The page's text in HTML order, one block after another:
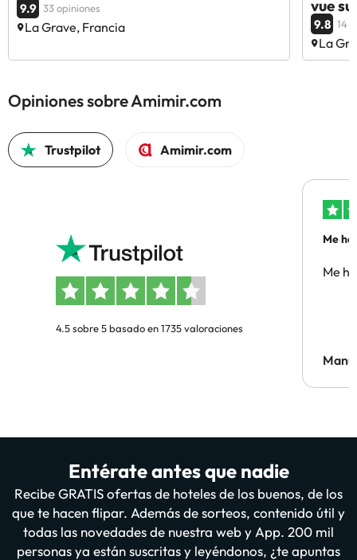
9.9 33 opiniones
La Grave, Francia
vue
9.8 14
La
Opiniones sobre Amimir.com
Trustpilot Amimir.com
4.5 sobre 5 basado en 1735 valoraciones
Me
Me
Entérate antes que nadie
Recibe GRATIS ofertas de hoteles de los buenos, de los
que te hacen flipar. Además de sorteos, contenido útil y
todas las novedades de nuestra web y App. 200 mil
personas ya están suscritas y leyéndonos, ¿te apuntas